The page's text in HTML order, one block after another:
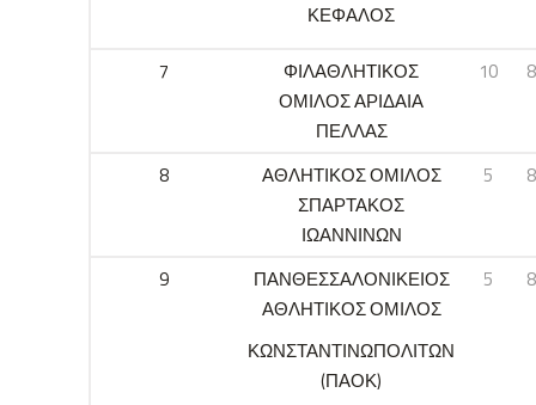
ΚΕΦΑΛΟΣ
7
ΦΙΛΑΘΛΗΤΙΚΟΣ
ΟΜΙΛΟΣ ΑΡΙΔΑΙΑ
ΠΕΛΛΑΣ
10
8
ΑΘΛΗΤΙΚΟΣ ΟΜΙΛΟΣ
ΣΠΑΡΤΑΚΟΣ
ΙΩΑΝΝΙΝΩΝ
5
9
ΠΑΝΘΕΣΣΑΛΟΝΙΚΕΙΟΣ
ΑΘΛΗΤΙΚΟΣ ΟΜΙΛΟΣ
ΚΩΝΣΤΑΝΤΙΝΩΠΟΛΙΤΩΝ
(ΠΑΟΚ)
5